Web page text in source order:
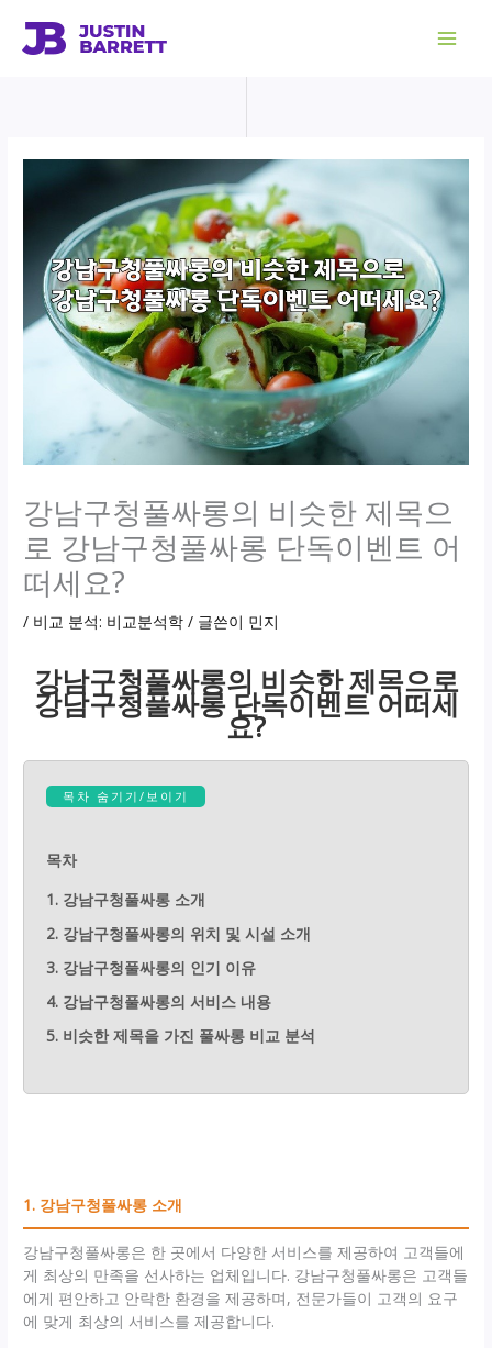
강남구청풀싸롱의 비슷한 제목으
로 강남구청풀싸롱 단독이벤트 어
떠세요?
/ 비교 분석: 비교분석학 / 글쓴이 민지
강남구청풀싸롱의 비슷한 제목으로
강남구청풀싸롱 단독이벤트 어떠세
요?
목차 숨기기/보이기
목차
1. 강남구청풀싸롱 소개
2. 강남구청풀싸롱의 위치 및 시설 소개
3. 강남구청풀싸롱의 인기 이유
4. 강남구청풀싸롱의 서비스 내용
5. 비슷한 제목을 가진 풀싸롱 비교 분석
1. 강남구청풀싸롱 소개
강남구청풀싸롱은 한 곳에서 다양한 서비스를 제공하여 고객들에
게 최상의 만족을 선사하는 업체입니다. 강남구청풀싸롱은 고객들
에게 편안하고 안락한 환경을 제공하며, 전문가들이 고객의 요구
에 맞게 최상의 서비스를 제공합니다.